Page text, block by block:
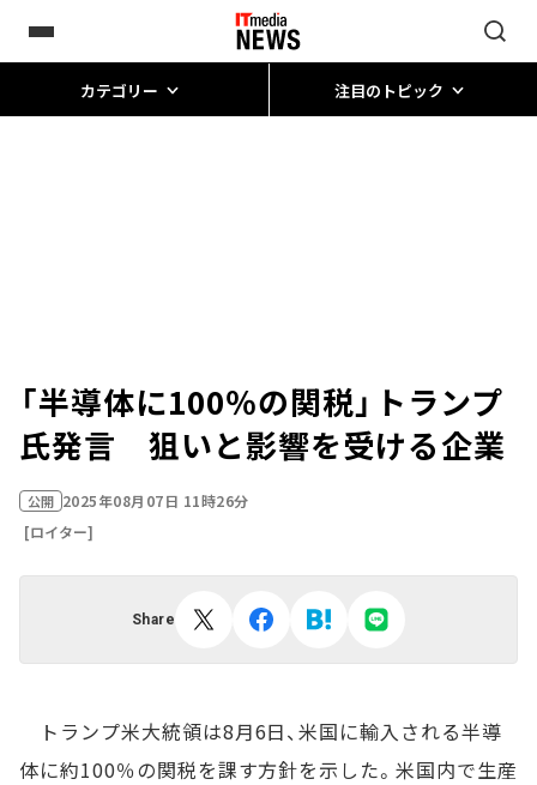
カテゴリー 注目のトピック
「半導体に100％の関税」トランプ
氏発言 狙いと影響を受ける企業
公開 2025年08月07日 11時26分
[ロイター]
Share
トランプ米大統領は8月6日、米国に輸入される半導
体に約100％の関税を課す方針を示した。米国内で生産